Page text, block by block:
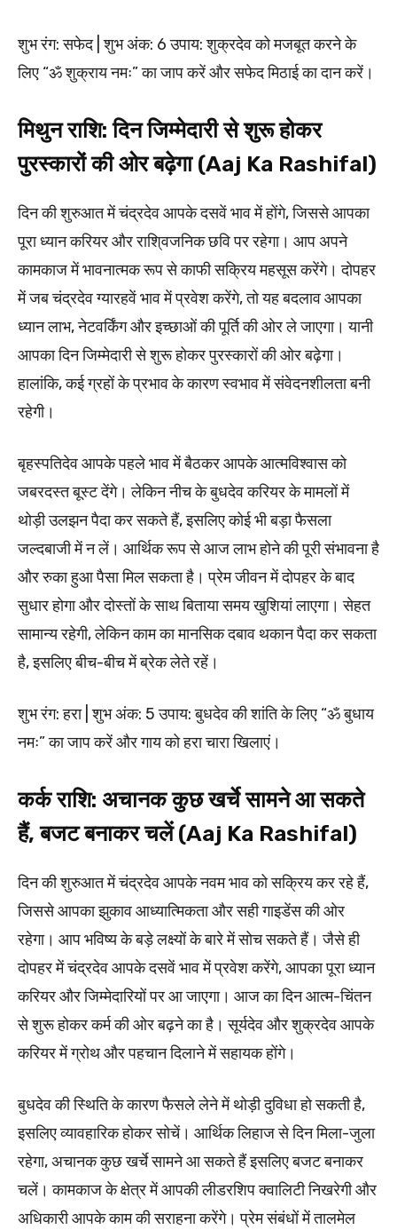
शुभ रंग: सफेद | शुभ अंक: 6 उपाय: शुक्रदेव को मजबूत करने के
लिए “ॐ शुक्राय नमः” का जाप करें और सफेद मिठाई का दान करें।
मिथुन राशि: दिन जिम्मेदारी से शुरू होकर
पुरस्कारों की ओर बढ़ेगा (Aaj Ka Rashifal)
दिन की शुरुआत में चंद्रदेव आपके दसवें भाव में होंगे, जिससे आपका
पूरा ध्यान करियर और राशि्वजनिक छवि पर रहेगा। आप अपने
कामकाज में भावनात्मक रूप से काफी सक्रिय महसूस करेंगे। दोपहर
में जब चंद्रदेव ग्यारहवें भाव में प्रवेश करेंगे, तो यह बदलाव आपका
ध्यान लाभ, नेटवर्किंग और इच्छाओं की पूर्ति की ओर ले जाएगा। यानी
आपका दिन जिम्मेदारी से शुरू होकर पुरस्कारों की ओर बढ़ेगा।
हालांकि, कई ग्रहों के प्रभाव के कारण स्वभाव में संवेदनशीलता बनी
रहेगी।
बृहस्पतिदेव आपके पहले भाव में बैठकर आपके आत्मविश्वास को
जबरदस्त बूस्ट देंगे। लेकिन नीच के बुधदेव करियर के मामलों में
थोड़ी उलझन पैदा कर सकते हैं, इसलिए कोई भी बड़ा फैसला
जल्दबाजी में न लें। आर्थिक रूप से आज लाभ होने की पूरी संभावना है
और रुका हुआ पैसा मिल सकता है। प्रेम जीवन में दोपहर के बाद
सुधार होगा और दोस्तों के साथ बिताया समय खुशियां लाएगा। सेहत
सामान्य रहेगी, लेकिन काम का मानसिक दबाव थकान पैदा कर सकता
है, इसलिए बीच-बीच में ब्रेक लेते रहें।
शुभ रंग: हरा | शुभ अंक: 5 उपाय: बुधदेव की शांति के लिए “ॐ बुधाय
नमः” का जाप करें और गाय को हरा चारा खिलाएं।
कर्क राशि: अचानक कुछ खर्चे सामने आ सकते
हैं, बजट बनाकर चलें (Aaj Ka Rashifal)
दिन की शुरुआत में चंद्रदेव आपके नवम भाव को सक्रिय कर रहे हैं,
जिससे आपका झुकाव आध्यात्मिकता और सही गाइडेंस की ओर
रहेगा। आप भविष्य के बड़े लक्ष्यों के बारे में सोच सकते हैं। जैसे ही
दोपहर में चंद्रदेव आपके दसवें भाव में प्रवेश करेंगे, आपका पूरा ध्यान
करियर और जिम्मेदारियों पर आ जाएगा। आज का दिन आत्म-चिंतन
से शुरू होकर कर्म की ओर बढ़ने का है। सूर्यदेव और शुक्रदेव आपके
करियर में ग्रोथ और पहचान दिलाने में सहायक होंगे।
बुधदेव की स्थिति के कारण फैसले लेने में थोड़ी दुविधा हो सकती है,
इसलिए व्यावहारिक होकर सोचें। आर्थिक लिहाज से दिन मिला-जुला
रहेगा, अचानक कुछ खर्चे सामने आ सकते हैं इसलिए बजट बनाकर
चलें। कामकाज के क्षेत्र में आपकी लीडरशिप क्वालिटी निखरेगी और
अधिकारी आपके काम की सराहना करेंगे। प्रेम संबंधों में तालमेल